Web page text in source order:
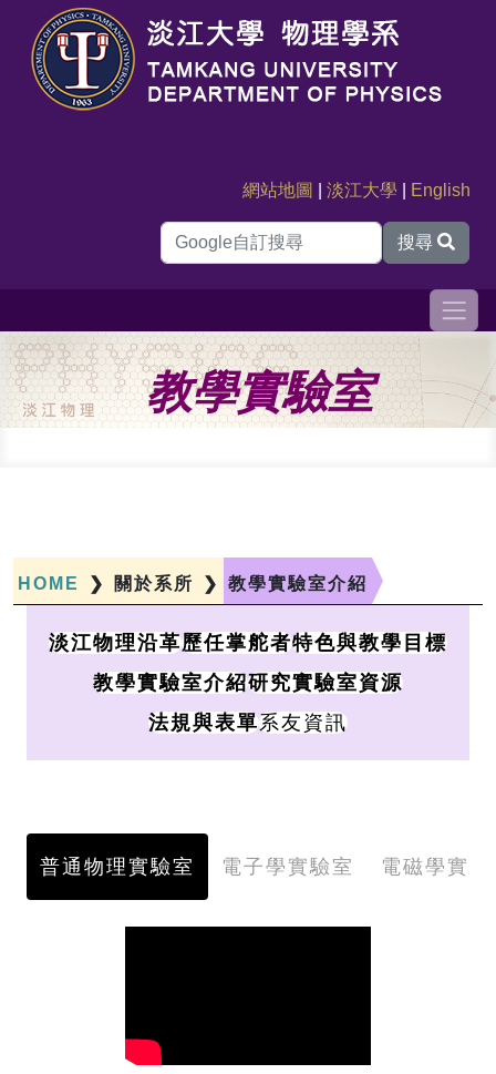
網站地圖 |淡江大學 English
搜尋
教學實驗室
HOME ❯ 關於系所 ❯ 教學實驗室介紹
淡江物理沿革歷任掌舵者特色與教學目標
教學實驗室介紹研究實驗室資源
法規與表單系友資訊
普通物理實驗室 電子學實驗室 電磁學實驗